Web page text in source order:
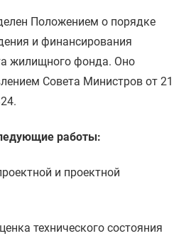
Положением о порядке
и финансирования
жилищного фонда. Оно
Совета Министров от 21
работы:
и проектной
технического состояния